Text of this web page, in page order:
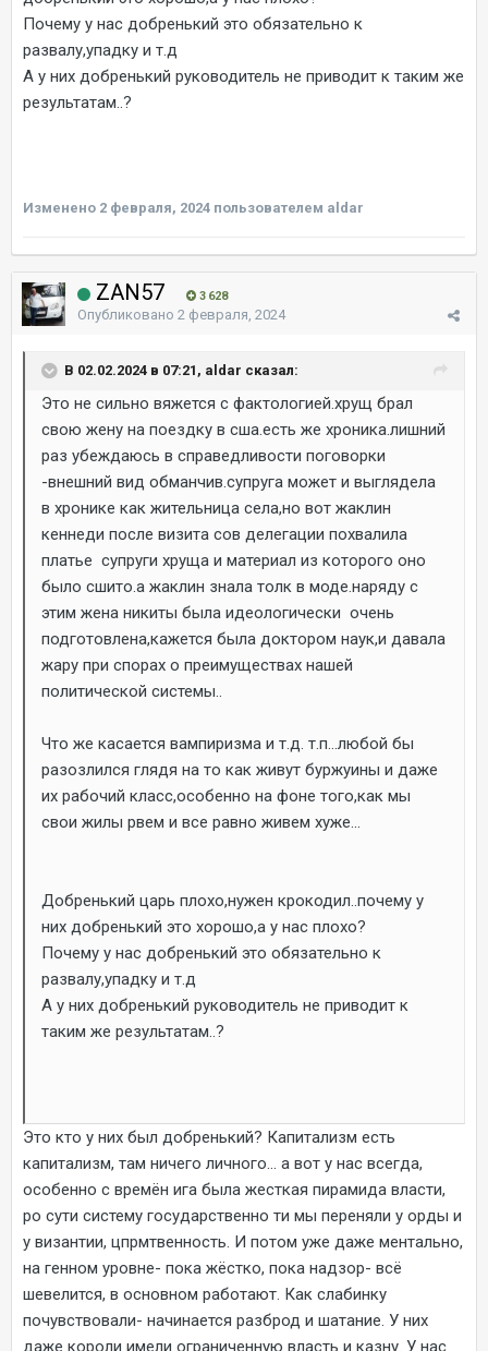
Почему у нас добренький это обязательно к
развалу,упадку и т.д
А у них добренький руководитель не приводит к таким же
результатам..?
Изменено 2 февраля, 2024 пользователем aldar
ZAN57 3 628
Опубликовано 2 февраля, 2024
В 02.02.2024 в 07:21, aldar сказал:
Это не сильно вяжется с фактологией.хрущ брал
свою жену на поездку в сша.есть же хроника.лишний
раз убеждаюсь в справедливости поговорки
-внешний вид обманчив.супруга может и выглядела
в хронике как жительница села,но вот жаклин
кеннеди после визита сов делегации похвалила
платье супруги хруща и материал из которого оно
было сшито.а жаклин знала толк в моде.наряду с
этим жена никиты была идеологически очень
подготовлена,кажется была доктором наук,и давала
жару при спорах о преимуществах нашей
политической системы..
Что же касается вампиризма и т.д. т.п...любой бы
разозлился глядя на то как живут буржуины и даже
их рабочий класс,особенно на фоне того,как мы
свои жилы рвем и все равно живем хуже...
Добренький царь плохо,нужен крокодил..почему у
них добренький это хорошо,а у нас плохо?
Почему у нас добренький это обязательно к
развалу,упадку и т.д
А у них добренький руководитель не приводит к
таким же результатам..?
Это кто у них был добренький? Капитализм есть
капитализм, там ничего личного... а вот у нас всегда,
особенно с времён ига была жесткая пирамида власти,
ро сути систему государственно ти мы переняли у орды и
у византии, цпрмтвенность. И потом уже даже ментально,
на генном уровне- пока жёстко, пока надзор- всё
шевелится, в основном работают. Как слабинку
почувствовали- начинается разброд и шатание. У них
даже короли имели ограниченную власть и казну. У нас